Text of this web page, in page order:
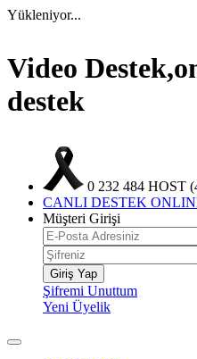
Yükleniyor...
Video
destek
0 232 484 HOST
CANLI DESTEK
Müşteri Girişi
Giriş Yap
Şifremi Unuttum
Yeni Üyelik